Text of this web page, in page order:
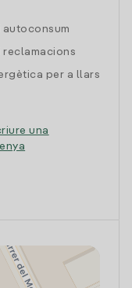
autoconsum
reclamacions
per a llars
una